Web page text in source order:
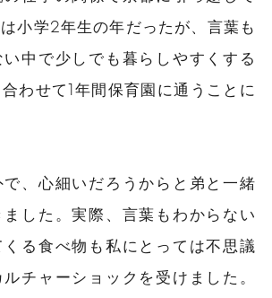
小学2年生の年だったが、言葉も
中で少しでも暮らしやすくする
わせて1年間保育園に通うことに
で、心細い だろうからと弟と一緒
した。実際、言葉もわからない
くる食べ物も私にとっては不思議
チャーショックを受けました。